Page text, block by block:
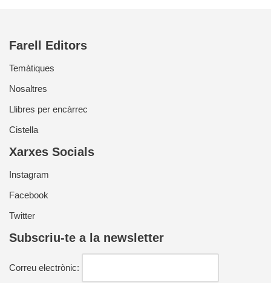
Farell Editors
Temàtiques
Nosaltres
Llibres per encàrrec
Cistella
Xarxes Socials
Instagram
Facebook
Twitter
Subscriu-te a la newsletter
Correu electrònic: